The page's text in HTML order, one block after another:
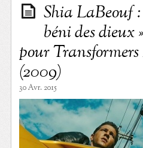
Shia LaBeouf :
béni des dieux
pour
(2009)
30 Avr. 2015